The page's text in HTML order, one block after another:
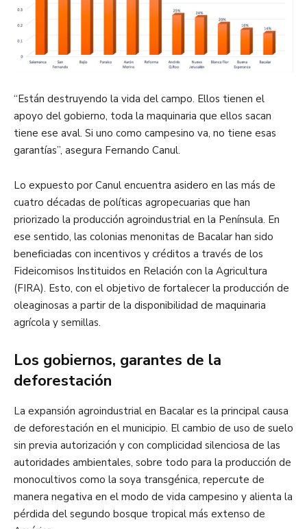
“Están destruyendo la vida del campo. Ellos tienen el
apoyo del gobierno, toda la maquinaria que ellos sacan
tiene ese aval. Si uno como campesino va, no tiene esas
garantías”, asegura Fernando Canul.
Lo expuesto por Canul encuentra asidero en las más de
cuatro décadas de políticas agropecuarias que han
priorizado la producción agroindustrial en la Península. En
ese sentido, las colonias menonitas de Bacalar han sido
beneficiadas con incentivos y créditos a través de los
Fideicomisos Instituidos en Relación con la Agricultura
(FIRA). Esto, con el objetivo de fortalecer la producción de
oleaginosas a partir de la disponibilidad de maquinaria
agrícola y semillas.
Los gobiernos, garantes de la
deforestación
La expansión agroindustrial en Bacalar es la principal causa
de deforestación en el municipio. El cambio de uso de suelo
sin previa autorización y con complicidad silenciosa de las
autoridades ambientales, sobre todo para la producción de
monocultivos como la soya transgénica, repercute de
manera negativa en el modo de vida campesino y alienta la
pérdida del segundo bosque tropical más extenso de